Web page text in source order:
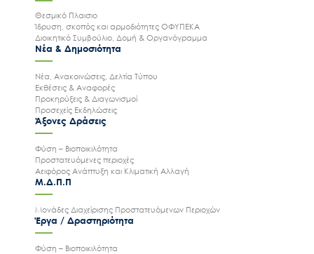
Θεσμικό Πλαισιο
Ίδρυση, σκοπός και αρμοδιότητες ΟΦΥΠΕΚΑ
Διοικητικό Συμβούλιο, Δομή & Οργανόγραμμα
Νέα & Δημοσιότητα
Νέα, Ανακοινώσεις, Δελτία Τύπου
Εκθέσεις & Αναφορές
Προκηρύξεις & Διαγωνισμοί
Προσεχείς Εκδηλώσεις
Άξονες Δράσεις
Φύση – Βιοποικιλότητα
Προστατευόμενες περιοχές
Αειφόρος Ανάπτυξη και Κλιματική Αλλαγή
Μ.Δ.Π.Π
Μονάδες Διαχείρισης Προστατευόμενων Περιοχών
Έργα / Δραστηριότητα
Φύση – Βιοποικιλότητα